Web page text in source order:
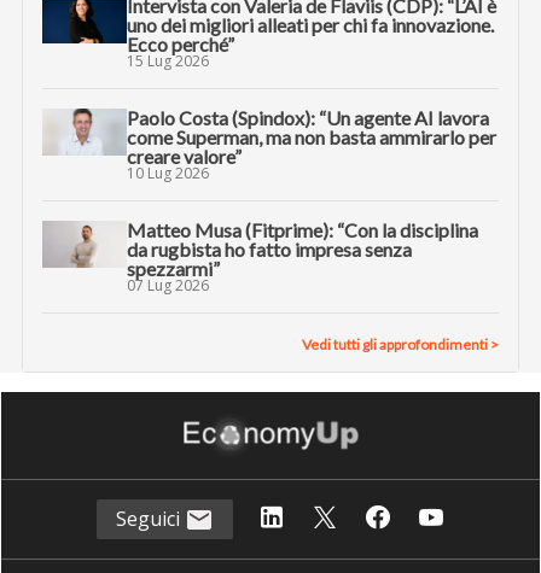
Intervista con Valeria de Flaviis (CDP): “L’AI è
uno dei migliori alleati per chi fa innovazione.
Ecco perché”
15 Lug 2026
Paolo Costa (Spindox): “Un agente AI lavora
come Superman, ma non basta ammirarlo per
creare valore”
10 Lug 2026
Matteo Musa (Fitprime): “Con la disciplina
da rugbista ho fatto impresa senza
spezzarmi”
07 Lug 2026
Vedi tutti gli approfondimenti >
Seguici